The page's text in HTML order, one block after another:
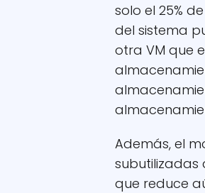
solo el 25%
del sistema
otra VM que
Además, el
que reduce